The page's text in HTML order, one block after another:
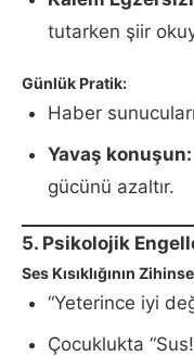
tutarken şiir
Günlük Pratik:
Haber
Yavaş konuşun:
gücünü azaltır.
5. Psikolojik
Ses Kısıklığının
“Yeterince iyi
Çocuklukta